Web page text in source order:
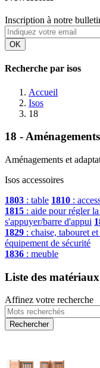
Inscription à notre
OK
Recherche par isos
Accueil
Isos
18
18 -
Aménagements et
Isos accessoires
1803 : table 1810 :
1815 : aide pour régler
s'appuyer/barre d'appui
1829 : chaise, tabouret
équipement de sécurité
1836 : meuble
Liste des matériaux
Affinez votre recherche